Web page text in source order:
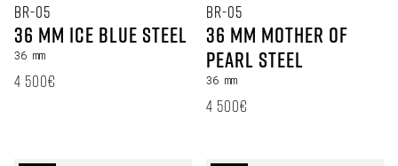
BR-05
36 mm Ice Blue Steel
36 mm
定価
4 500€
BR-05
36 mm Mother Of
Pearl Steel
36 mm
定価
4 500€